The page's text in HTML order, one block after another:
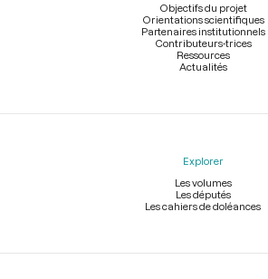
Objectifs du projet
Orientations scientifiques
Partenaires institutionnels
Contributeurs-trices
Ressources
Actualités
Explorer
Les volumes
Les députés
Les cahiers de doléances